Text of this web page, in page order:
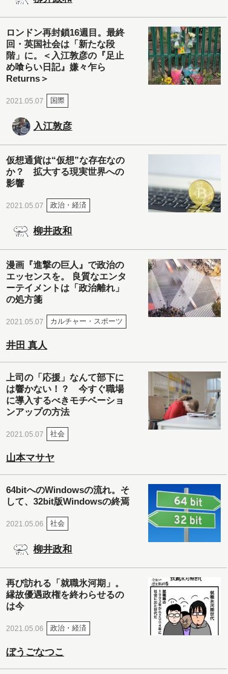
ロンドン再封鎖16週目。最終
回・英国社会は「新たな段
階」に。＜入江敦彦の『足止
め喰らい日記』嫌々乍ら
Returns＞
2021.05.07 国際
入江敦彦
仮想通貨は“仮想”な存在なの
か？ 拡大する現実世界への
影響
2021.05.07 政治・経済
柳井政和
漫画『進撃の巨人』で政治の
エッセンスを。 良質なエンタ
ーテイメントは「政治離れ」
の処方箋
2021.05.07 カルチャー・スポーツ
井田 真人
上司の「応援」なんて部下に
は響かない！？ 今すぐ職場
に導入するべきモチベーショ
ンアップの方法
2021.05.07 社会
山本マサヤ
64bitへのWindowsの流れ。そ
して、32bit版Windowsの終焉
2021.05.06 社会
柳井政和
再び訪れる「就職氷河期」。
縁故優遇政権を終わらせるの
は今
2021.05.06 政治・経済
ぼうごなつこ